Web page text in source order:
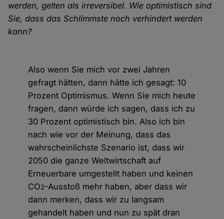
werden, gelten als irreversibel. Wie optimistisch sind
Sie, dass das Schlimmste noch verhindert werden
kann?
Also wenn Sie mich vor zwei Jahren
gefragt hätten, dann hätte ich gesagt: 10
Prozent Optimismus. Wenn Sie mich heute
fragen, dann würde ich sagen, dass ich zu
30 Prozent optimistisch bin. Also ich bin
nach wie vor der Meinung, dass das
wahrscheinlichste Szenario ist, dass wir
2050 die ganze Weltwirtschaft auf
Erneuerbare umgestellt haben und keinen
CO2-Ausstoß mehr haben, aber dass wir
dann merken, dass wir zu langsam
gehandelt haben und nun zu spät dran